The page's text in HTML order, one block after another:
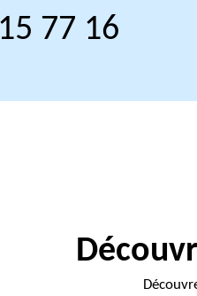
77 16